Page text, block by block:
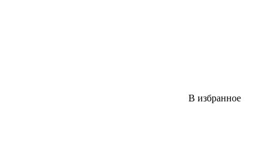
В избранное